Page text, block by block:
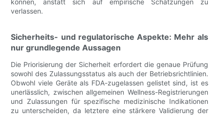
verlassen.
Sicherheits- und regulatorische Aspekte: Mehr als
nur grundlegende Aussagen
Die Priorisierung der Sicherheit erfordert die genaue Prüfung
sowohl des Zulassungsstatus als auch der Betriebsrichtlinien.
Obwohl viele Geräte als FDA-zugelassen gelistet sind, ist es
unerlässlich, zwischen allgemeinen Wellness-Registrierungen
und Zulassungen für spezifische medizinische Indikationen
zu unterscheiden, da letztere eine stärkere Validierung der